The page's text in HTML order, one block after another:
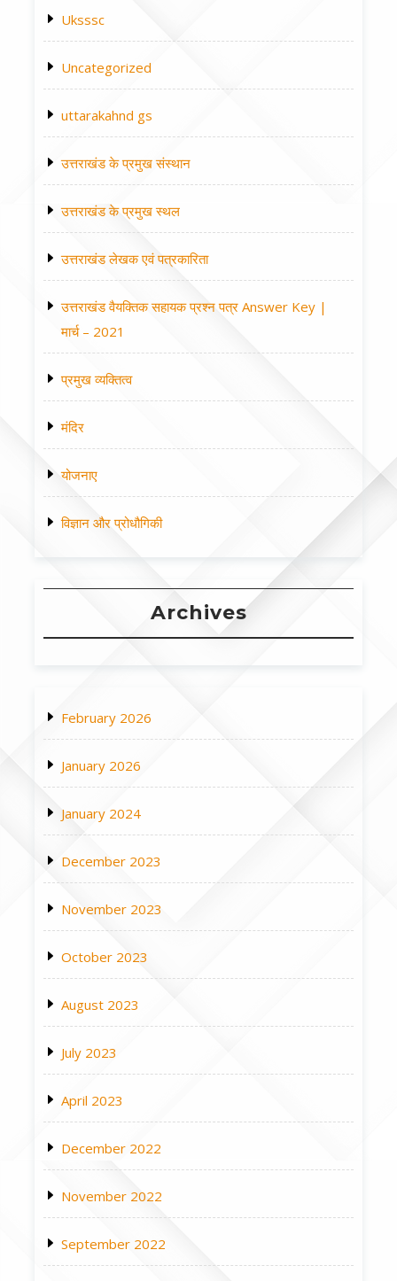
Uksssc
Uncategorized
uttarakahnd gs
उत्तराखंड के प्रमुख संस्थान
उत्तराखंड के प्रमुख स्थल
उत्तराखंड लेखक एवं पत्रकारिता
उत्तराखंड वैयक्तिक सहायक प्रश्न पत्र Answer Key |
मार्च – 2021
प्रमुख व्यक्तित्व
मंदिर
योजनाए
विज्ञान और प्रोधौगिकी
Archives
February 2026
January 2026
January 2024
December 2023
November 2023
October 2023
August 2023
July 2023
April 2023
December 2022
November 2022
September 2022